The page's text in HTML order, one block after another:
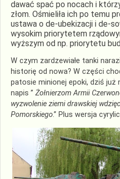
dawać spać po nocach i
złom. Ośmieliła ich po temu
ustawa o de-ubekizacji i de-
wysokim priorytetem
wyższym od np. priorytetu
W czym zardzewiałe tanki
historię od nowa? W części
patosie minionej epoki, dziś już
napis ” Żołnierzom Armii
wyzwolenie ziemi drawskiej
Pomorskiego.” Plus wersja